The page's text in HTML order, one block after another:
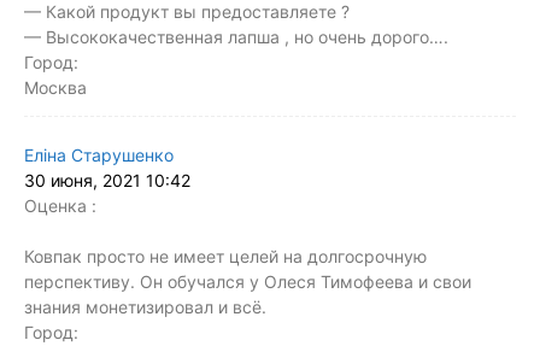
— Какой продукт вы предоставляете ?
— Высококачественная лапша , но очень дорого….
Город:
Москва
Еліна Старушенко
30 июня, 2021 10:42
Оценка :
Ковпак просто не имеет целей на долгосрочную
перспективу. Он обучался у Олеся Тимофеева и свои
знания монетизировал и всё.
Город: